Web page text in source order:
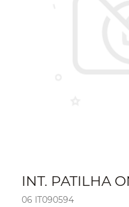
INT. PATILHA
06 IT090594